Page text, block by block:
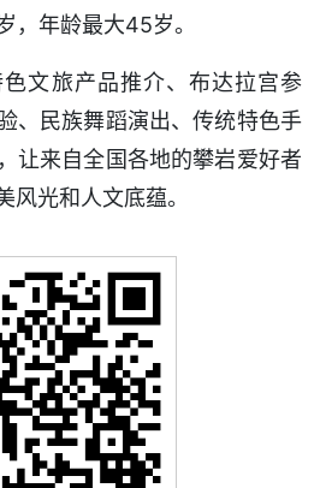
，年龄最大45岁。
文旅产品推介、布达拉宫参
、民族舞蹈演出、传统特色手
让来自全国各地的攀岩爱好者
风光和人文底蕴。